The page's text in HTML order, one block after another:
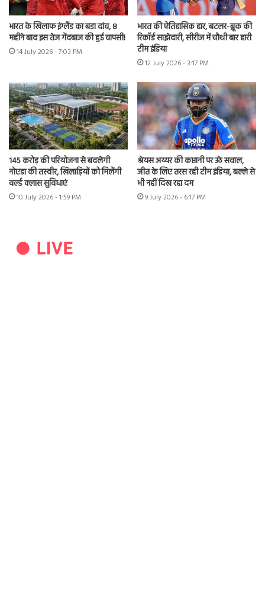
भारत के खिलाफ इंग्लैंड का बड़ा दांव, 8
महीने बाद इस तेज गेंदबाज की हुई वापसी!
14 July 2026 - 7:03 PM
भारत की ऐतिहासिक हार, बटलर-ब्रूक की
रिकॉर्ड साझेदारी, सीरीज में चौथी बार हारी
टीम इंडिया
12 July 2026 - 3:17 PM
145 करोड़ की परियोजना से बदलेगी
नोएडा की तस्वीर, खिलाड़ियों को मिलेंगी
वर्ल्ड क्लास सुविधाएं
10 July 2026 - 1:59 PM
श्रेयस अय्यर की कप्तानी पर उठे सवाल,
जीत के लिए तरस रही टीम इंडिया, बल्ले से
भी नहीं दिख रहा दम
9 July 2026 - 6:17 PM